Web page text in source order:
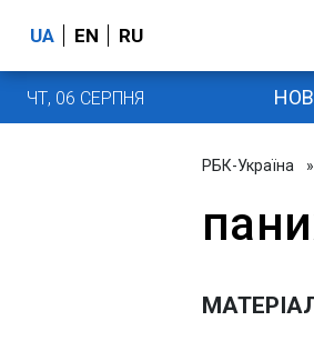
UA EN RU
ЧТ, 06 СЕРПНЯ
РБК-Україна »